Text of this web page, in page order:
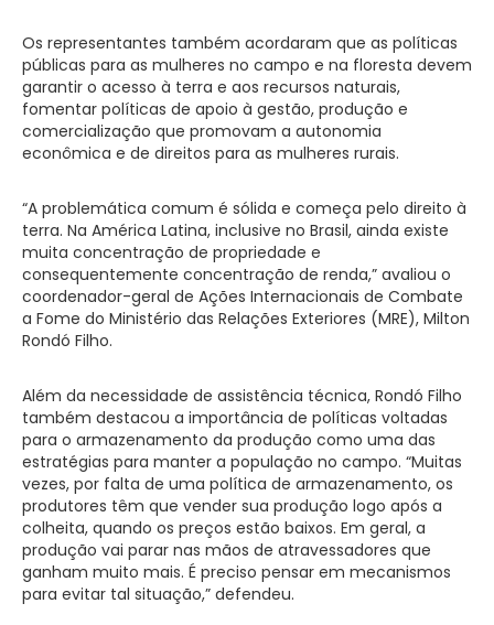
Os representantes também acordaram que as políticas
públicas para as mulheres no campo e na floresta devem
garantir o acesso à terra e aos recursos naturais,
fomentar políticas de apoio à gestão, produção e
comercialização que promovam a autonomia
econômica e de direitos para as mulheres rurais.
“A problemática comum é sólida e começa pelo direito à
terra. Na América Latina, inclusive no Brasil, ainda existe
muita concentração de propriedade e
consequentemente concentração de renda,” avaliou o
coordenador-geral de Ações Internacionais de Combate
a Fome do Ministério das Relações Exteriores (MRE), Milton
Rondó Filho.
Além da necessidade de assistência técnica, Rondó Filho
também destacou a importância de políticas voltadas
para o armazenamento da produção como uma das
estratégias para manter a população no campo. “Muitas
vezes, por falta de uma política de armazenamento, os
produtores têm que vender sua produção logo após a
colheita, quando os preços estão baixos. Em geral, a
produção vai parar nas mãos de atravessadores que
ganham muito mais. É preciso pensar em mecanismos
para evitar tal situação,” defendeu.